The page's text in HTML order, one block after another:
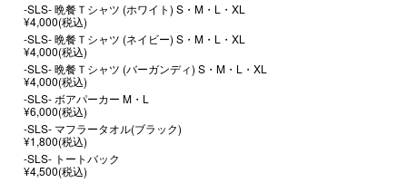
-SLS- 晩餐Ｔシャツ (ホワイト) S・M・L・XL
¥4,000(税込)
-SLS- 晩餐Ｔシャツ (ネイビー) S・M・L・XL
¥4,000(税込)
-SLS- 晩餐Ｔシャツ (バーガンディ) S・M・L・XL
¥4,000(税込)
-SLS- ボアパーカー M・L
¥6,000(税込)
-SLS- マフラータオル(ブラック)
¥1,800(税込)
-SLS- トートバック
¥4,500(税込)